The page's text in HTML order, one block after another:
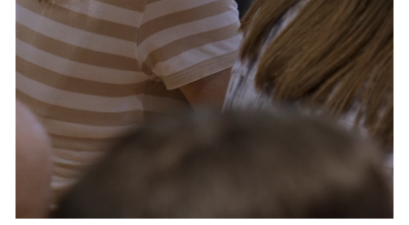
Servizi e accessibilità
Contatti
FAQ
Biglietti